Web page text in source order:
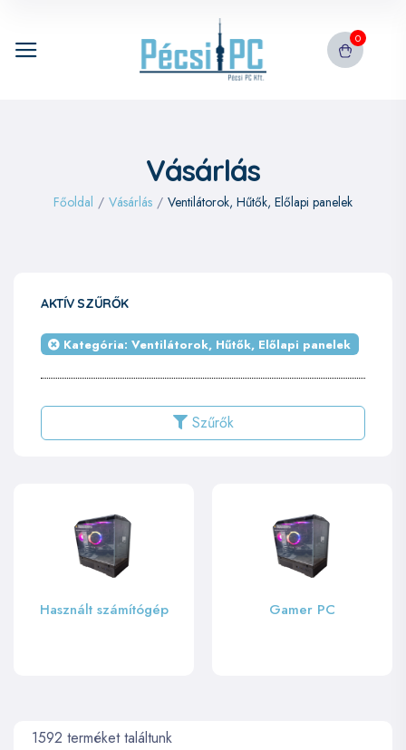
0
Vásárlás
Főoldal / Vásárlás / Ventilátorok, Hűtők, Előlapi panelek
AKTÍV SZŰRŐK
Kategória: Ventilátorok, Hűtők, Előlapi panelek
Szűrők
Gamer PC
1592 terméket találtunk